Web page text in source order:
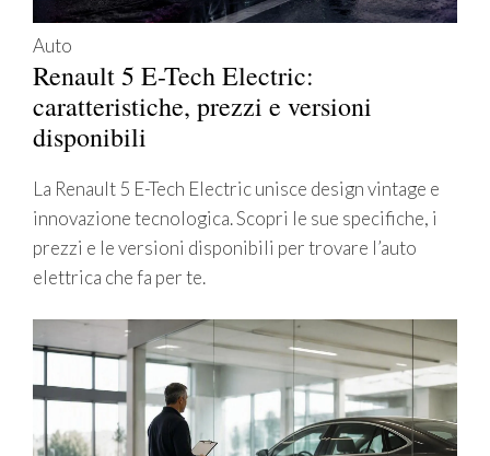
Auto
Renault 5 E-Tech Electric:
caratteristiche, prezzi e versioni
disponibili
La Renault 5 E-Tech Electric unisce design vintage e
innovazione tecnologica. Scopri le sue specifiche, i
prezzi e le versioni disponibili per trovare l’auto
elettrica che fa per te.